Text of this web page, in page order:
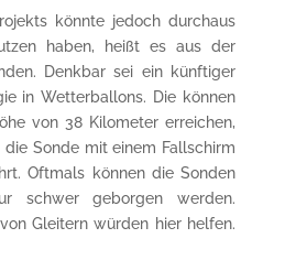
könnte jedoch durchaus
haben, heißt es aus der
Denkbar sei ein künftiger
in Wetterballons. Die können
von 38 Kilometer erreichen,
Sonde mit einem Fallschirm
Oftmals können die Sonden
schwer geborgen werden.
Gleitern würden hier helfen.